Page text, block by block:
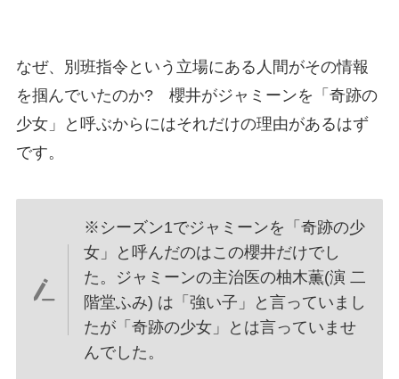
なぜ、別班指令という立場にある人間がその情報
を掴んでいたのか? 櫻井がジャミーンを「奇跡の
少女」と呼ぶからにはそれだけの理由があるはず
です。
※シーズン1でジャミーンを「奇跡の少
女」と呼んだのはこの櫻井だけでし
た。ジャミーンの主治医の柚木薫(演 二
階堂ふみ) は「強い子」と言っていまし
たが「奇跡の少女」とは言っていませ
んでした。